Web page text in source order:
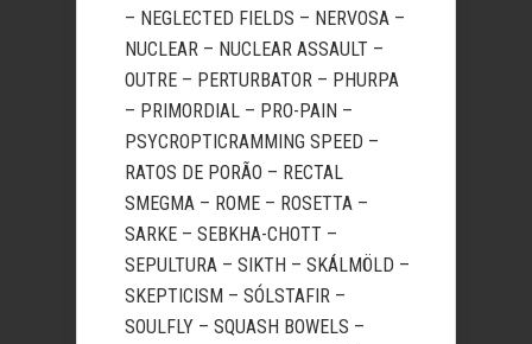
– NEGLECTED FIELDS – NERVOSA –
NUCLEAR – NUCLEAR ASSAULT –
OUTRE – PERTURBATOR – PHURPA
– PRIMORDIAL – PRO-PAIN –
PSYCROPTICRAMMING SPEED –
RATOS DE PORÃO – RECTAL
SMEGMA – ROME – ROSETTA –
SARKE – SEBKHA-CHOTT –
SEPULTURA – SIKTH – SKÁLMÖLD –
SKEPTICISM – SÓLSTAFIR –
SOULFLY – SQUASH BOWELS –